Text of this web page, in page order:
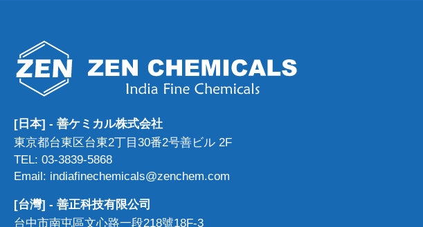
[日本] - 善ケミカル株式会社
東京都台東区台東2丁目30番2号善ビル 2F
TEL: 03-3839-5868
Email: indiafinechemicals@zenchem.com
[台灣] - 善正科技有限公司
台中市南屯區文心路一段218號18F-3